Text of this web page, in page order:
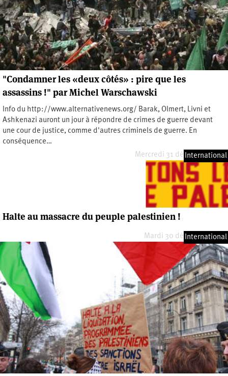
"Condamner les «deux côtés» : pire que les
assassins !" par Michel Warschawski
Info du http://www.alternativenews.org/ Barak, Olmert, Livni et
Ashkenazi auront un jour à répondre de crimes de guerre devant
une cour de justice, comme d'autres criminels de guerre. En
conséquence…
Mercredi 31 décembre 2008
International
Halte au massacre du peuple palestinien !
Mardi 30 décembre 2008
International